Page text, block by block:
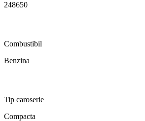
248650
Combustibil
Benzina
Tip caroserie
Compacta